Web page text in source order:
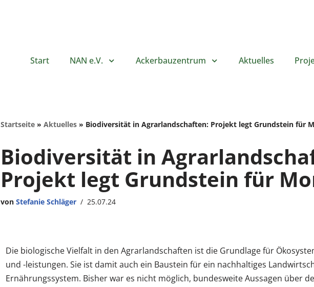
Start NAN e.V. Ackerbauzentrum Aktuelles
Startseite» Aktuelles» Biodiversität in Agrarlandschaften: Projekt legt Grundstein für
Biodiversität in
Projekt legt Grundstein für
von Stefanie Schläger 25.07.24
Die biologische Vielfalt in den Agrarlandschaften ist die Grundlage für
und -leistungen. Sie ist damit auch ein Baustein für ein nachhaltiges
Ernährungssystem. Bisher war es nicht möglich, bundesweite Aussagen über